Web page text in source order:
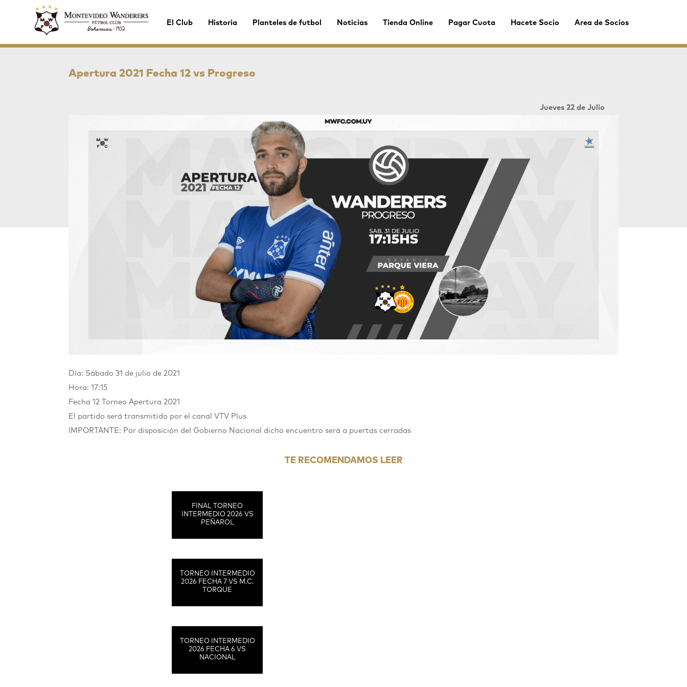
El Club Historia Planteles de futbol Noticias Tienda Online Pagar Cuota Hacete Socio Area de Socios
Apertura 2021 Fecha 12 vs Progreso
Jueves 22 de Julio
Día: Sábado 31 de julio de 2021
Hora: 17:15
Fecha 12 Torneo Apertura 2021
El partido será transmitido por el canal VTV Plus
IMPORTANTE: Por disposición del Gobierno Nacional dicho encuentro será a puertas cerradas
TE RECOMENDAMOS LEER
FINAL TORNEO
INTERMEDIO 2026 VS
PEÑAROL
TORNEO INTERMEDIO
2026 FECHA 7 VS M.C.
TORQUE
TORNEO INTERMEDIO
2026 FECHA 6 VS
NACIONAL